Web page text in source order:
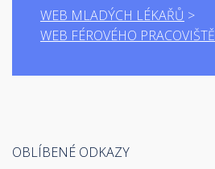
WEB MLADÝCH LÉKAŘŮ
WEB FÉROVÉHO PRACOVIŠTĚ
OBLÍBENÉ ODKAZY